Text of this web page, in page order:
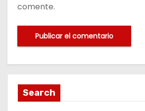
comente.
Search